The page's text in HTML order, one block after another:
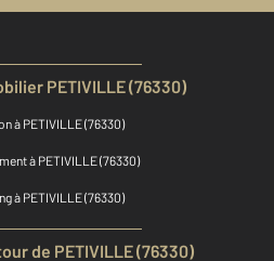
PETIVILLE (76330)
à PETIVILLE (76330)
à PETIVILLE (76330)
à PETIVILLE (76330)
de PETIVILLE (76330)